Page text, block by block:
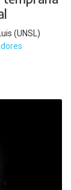
(UNSL)